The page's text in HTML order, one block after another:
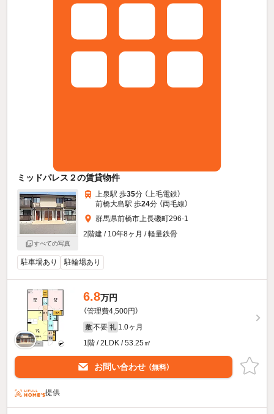
ミッドパレス２の賃貸物件
すべての写真
上泉駅 歩35分 （上毛電鉄）
前橋大島駅 歩24分 （両毛線）
群馬県前橋市上長磯町296-1
2階建 / 10年8ヶ月 / 軽量鉄骨
駐車場あり 駐輪場あり
6.8万円
（管理費4,500円）
敷 不要 礼 1.0ヶ月
1階 / 2LDK / 53.25㎡
お問い合わせ （無料）
提供